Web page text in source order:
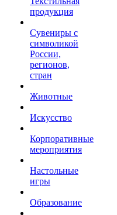
продукция
Сувениры с
символикой
России,
регионов,
стран
Животные
Искусство
Корпоративные
мероприятия
Настольные
игры
Образование